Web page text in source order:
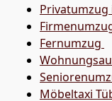
Privatumzug
Fernumzug
Möbeltaxi